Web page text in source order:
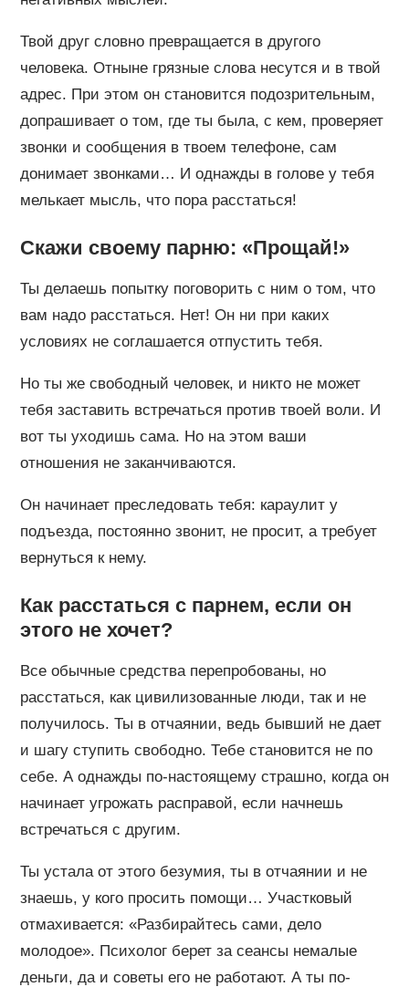
Твой друг словно превращается в другого
человека. Отныне грязные слова несутся и в твой
адрес. При этом он становится подозрительным,
допрашивает о том, где ты была, с кем, проверяет
звонки и сообщения в твоем телефоне, сам
донимает звонками… И однажды в голове у тебя
мелькает мысль, что пора расстаться!
Скажи своему парню: «Прощай!»
Ты делаешь попытку поговорить с ним о том, что
вам надо расстаться. Нет! Он ни при каких
условиях не соглашается отпустить тебя.
Но ты же свободный человек, и никто не может
тебя заставить встречаться против твоей воли. И
вот ты уходишь сама. Но на этом ваши
отношения не заканчиваются.
Он начинает преследовать тебя: караулит у
подъезда, постоянно звонит, не просит, а требует
вернуться к нему.
Как расстаться с парнем, если он
этого не хочет?
Все обычные средства перепробованы, но
расстаться, как цивилизованные люди, так и не
получилось. Ты в отчаянии, ведь бывший не дает
и шагу ступить свободно. Тебе становится не по
себе. А однажды по-настоящему страшно, когда он
начинает угрожать расправой, если начнешь
встречаться с другим.
Ты устала от этого безумия, ты в отчаянии и не
знаешь, у кого просить помощи… Участковый
отмахивается: «Разбирайтесь сами, дело
молодое». Психолог берет за сеансы немалые
деньги, да и советы его не работают. А ты по-